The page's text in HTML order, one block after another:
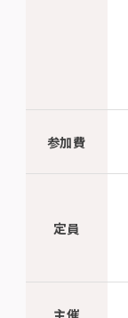
参加費
定員
主催